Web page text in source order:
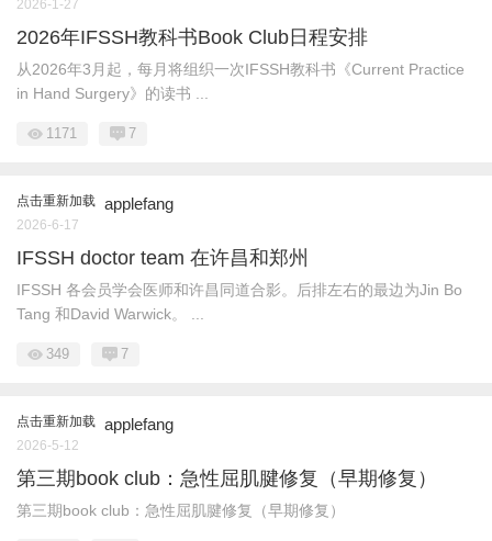
2026-1-27
2026年IFSSH教科书Book Club日程安排
从2026年3月起，每月将组织一次IFSSH教科书《Current Practice
in Hand Surgery》的读书 ...
1171 7
点击重新加载 applefang
2026-6-17
IFSSH doctor team 在许昌和郑州
IFSSH 各会员学会医师和许昌同道合影。后排左右的最边为Jin Bo
Tang 和David Warwick。 ...
349 7
点击重新加载 applefang
2026-5-12
第三期book club：急性屈肌腱修复（早期修复）
第三期book club：急性屈肌腱修复（早期修复）